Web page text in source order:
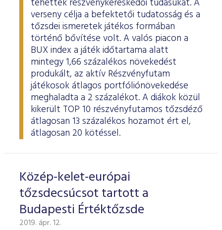
ESG Útmutató
tehették részvénykereskedői tudásukat. A
verseny célja a befektetői tudatosság és a
tőzsdei ismeretek játékos formában
történő bővítése volt. A valós piacon a
BUX index a játék időtartama alatt
mintegy 1,66 százalékos növekedést
produkált, az aktív Részvényfutam
játékosok átlagos portfóliónövekedése
meghaladta a 2 százalékot. A diákok közül
kikerült TOP 10 részvényfutamos tőzsdéző
átlagosan 13 százalékos hozamot ért el,
átlagosan 20 kötéssel.
Közép-kelet-európai
tőzsdecsúcsot tartott a
Budapesti Értéktőzsde
2019. ápr. 12.